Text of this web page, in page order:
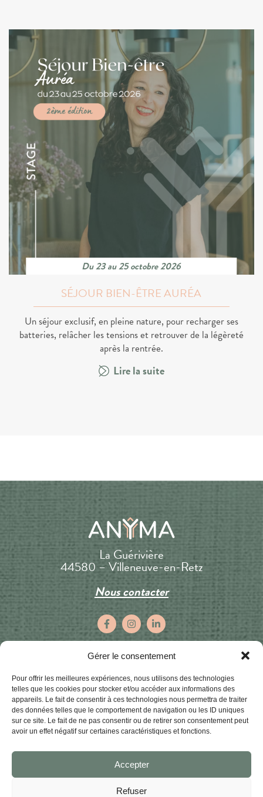
Gérer le consentement
Pour offrir les meilleures expériences, nous utilisons des technologies
telles que les cookies pour stocker et/ou accéder aux informations des
appareils. Le fait de consentir à ces technologies nous permettra de traiter
des données telles que le comportement de navigation ou les ID uniques
sur ce site. Le fait de ne pas consentir ou de retirer son consentement peut
avoir un effet négatif sur certaines caractéristiques et fonctions.
Accepter
Refuser
Du 23 au 25 octobre 2026
SÉJOUR BIEN-ÊTRE AURÉA
Un séjour exclusif, en pleine nature, pour recharger ses
batteries, relâcher les tensions et retrouver de la légèreté
après la rentrée.
Lire la suite
La Guérivière
44580 – Villeneuve-en-Retz
Nous contacter
Inscrivez-vous à notre newsletter
pour découvrir en avant-première nos prochains
événements !
E-
mail
Nom
Prénom